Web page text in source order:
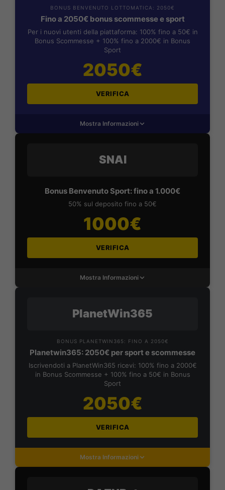
BONUS BENVENUTO LOTTOMATICA: 2050€
Fino a 2050€ bonus scommesse e sport
Per i nuovi utenti della piattaforma: 100% fino a 50€ in
Bonus Scommesse + 100% fino a 2000€ in Bonus
Sport
2050€
VERIFICA
Mostra Informazioni
SNAI
Bonus Benvenuto Sport: fino a 1.000€
50% sul deposito fino a 50€
1000€
VERIFICA
Mostra Informazioni
PlanetWin365
BONUS PLANETWIN365: FINO A 2050€
Planetwin365: 2050€ per sport e scommesse
Iscrivendoti a PlanetWin365 ricevi: 100% fino a 2000€
in Bonus Scommesse + 100% fino a 50€ in Bonus
Sport
2050€
VERIFICA
Mostra Informazioni